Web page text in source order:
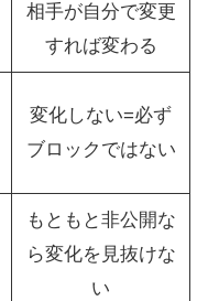
相手が自分で変更
すれば変わる
変化しない=必ず
ブロックではない
もともと非公開な
ら変化を見抜けな
い